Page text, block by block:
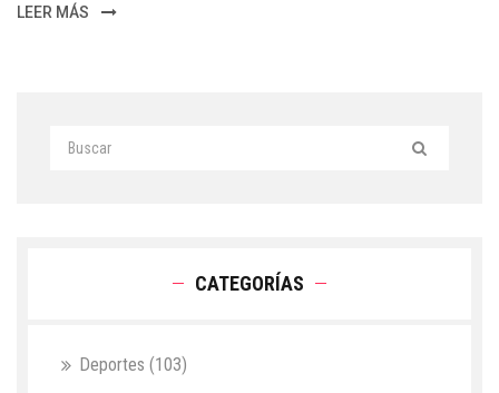
LEER MÁS
CATEGORÍAS
Deportes (103)